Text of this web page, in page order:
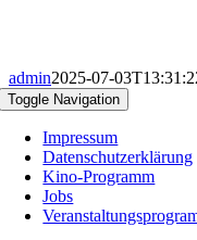
admin2025-07-
Toggle Navigation
Impressum
Datenschutzerklärung
Kino-Programm
Jobs